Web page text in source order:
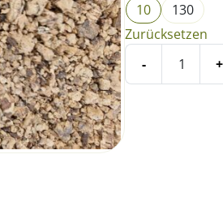
10
130
Zurücksetzen
-
+